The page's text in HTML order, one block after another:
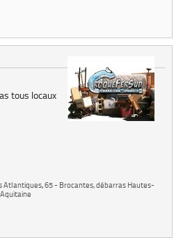
tous locaux
Atlantiques,65 - Brocantes, débarras Hautes-